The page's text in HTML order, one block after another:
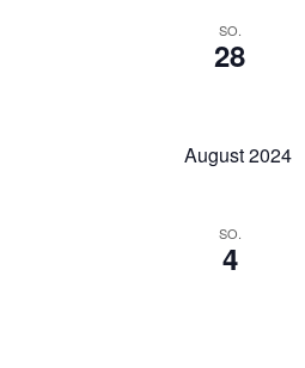
SO.
28
August 2024
SO.
4